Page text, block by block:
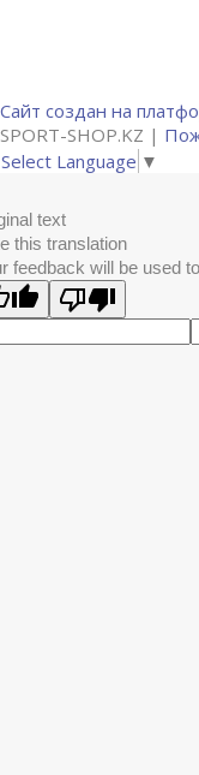
Сайт создан на
SPORT-SHOP.KZ |
Select Language ▼
text
this translation
feedback will be used